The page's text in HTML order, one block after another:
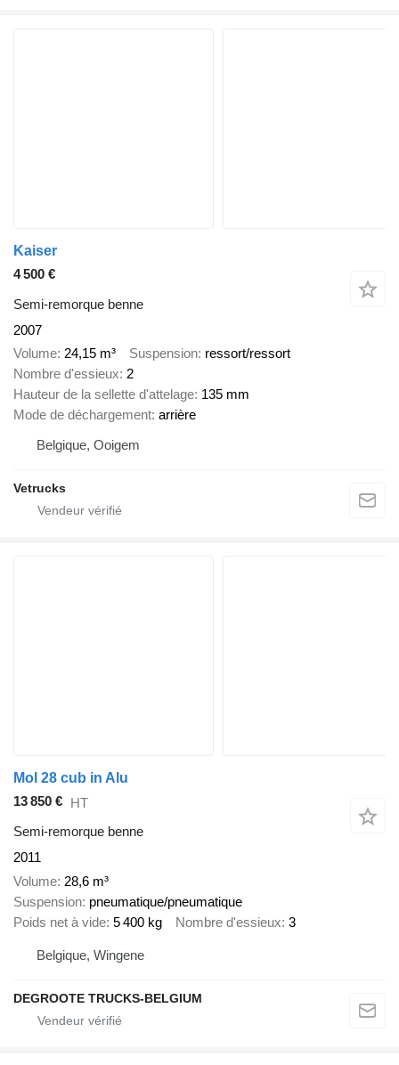
Kaiser
4 500 €
Semi-remorque benne
2007
Volume 24,15 m³ Suspension ressort/ressort
Nombre d'essieux 2
Hauteur de la sellette d'attelage 135 mm
Mode de déchargement arrière
Belgique, Ooigem
Vetrucks
Mol 28 cub in Alu
13 850 € HT
Semi-remorque benne
2011
Volume 28,6 m³
Suspension pneumatique/pneumatique
Poids net à vide 5 400 kg Nombre d'essieux 3
Belgique, Wingene
DEGROOTE TRUCKS-BELGIUM